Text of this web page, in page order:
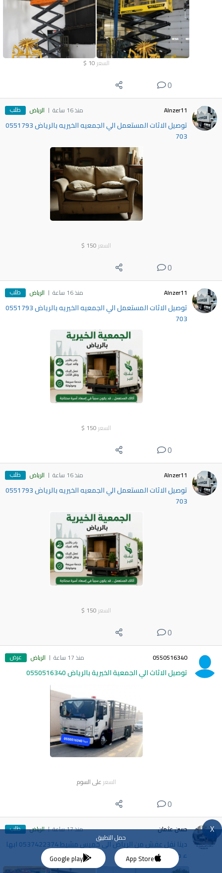
السعر 10
$
0
Alnzer11 منذ 16 ساعة الرياض طلب
توصيل الاثات المستعمل الي الجمعيه الخيريه بالرياض 0551793
703
السعر 150
$
0
Alnzer11 منذ 16 ساعة الرياض طلب
توصيل الاثات المستعمل الي الجمعيه الخيريه بالرياض 0551793
703
السعر 150
$
0
Alnzer11 منذ 16 ساعة الرياض طلب
توصيل الاثات المستعمل الي الجمعيه الخيريه بالرياض 0551793
703
السعر 150
$
0
0550516340 منذ 17 ساعة الرياض عرض
توصيل الاثاث الي الجمعية الخيرية بالرياض 0550516340
السعر على السوم
0
حسن عثمان منذ 17 ساعة الرياض طلب
دينا نقل عفش من الرياض الى خميس مشيط 0537422374 ابها
ء جازان
X
حمل التطبيق
App Store
Google play